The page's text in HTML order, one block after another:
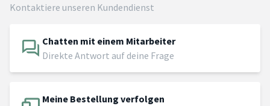
Kontaktiere unseren Kundendienst
Chatten mit einem Mitarbeiter
Direkte Antwort auf deine Frage
Meine Bestellung verfolgen